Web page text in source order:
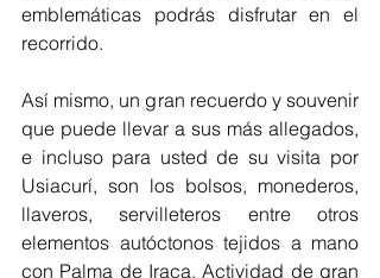
emblemáticas podrás disfrutar en el
recorrido.
Así mismo, un gran recuerdo y souvenir
que puede llevar a sus más allegados,
e incluso para usted de su visita por
Usiacurí, son los bolsos, monederos,
llaveros, servilleteros entre otros
elementos autóctonos tejidos a mano
con Palma de Iraca. Actividad de gran